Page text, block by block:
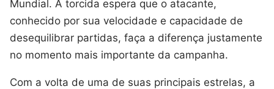
Mundial. A torcida espera que o atacante,
conhecido por sua velocidade e capacidade de
desequilibrar partidas, faça a diferença justamente
no momento mais importante da campanha.
Com a volta de uma de suas principais estrelas, a